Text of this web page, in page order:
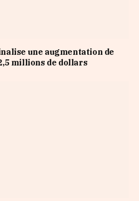
une augmentation de
millions de dollars